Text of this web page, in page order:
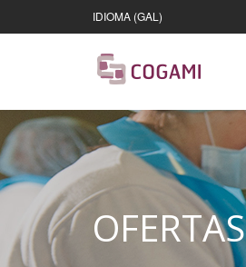
IDIOMA (GAL)
OFERTAS